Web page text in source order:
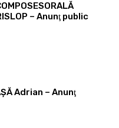
– Anunţ public
Adrian – Anunţ